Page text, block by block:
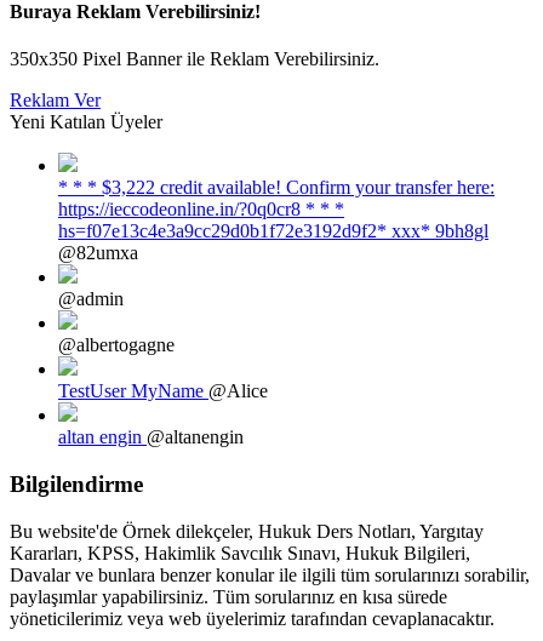
Buraya Reklam Verebilirsiniz!
350x350 Pixel Banner ile Reklam Verebilirsiniz.
Reklam Ver
Yeni Katılan Üyeler
* * * $3,222 credit available! Confirm your transfer here:
https://ieccodeonline.in/?0q0cr8 * * *
hs=f07e13c4e3a9cc29d0b1f72e3192d9f2* ххх* 9bh8gl
@82umxa
@admin
@albertogagne
TestUser MyName @Alice
altan engin @altanengin
Bilgilendirme
Bu website'de Örnek dilekçeler, Hukuk Ders Notları, Yargıtay
Kararları, KPSS, Hakimlik Savcılık Sınavı, Hukuk Bilgileri,
Davalar ve bunlara benzer konular ile ilgili tüm sorularınızı sorabilir,
paylaşımlar yapabilirsiniz. Tüm sorularınız en kısa sürede
yöneticilerimiz veya web üyelerimiz tarafından cevaplanacaktır.